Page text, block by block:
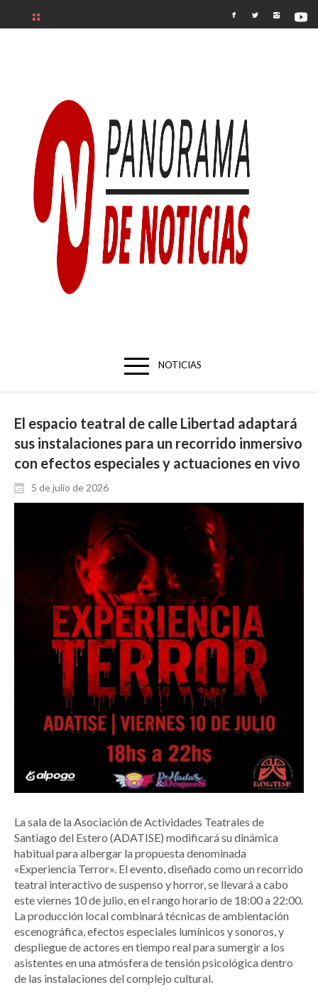
NOTICIAS
El espacio teatral de calle Libertad adaptará
sus instalaciones para un recorrido inmersivo
con efectos especiales y actuaciones en vivo
5 de julio de 2026
La sala de la Asociación de Actividades Teatrales de
Santiago del Estero (ADATISE) modificará su dinámica
habitual para albergar la propuesta denominada
«Experiencia Terror». El evento, diseñado como un recorrido
teatral interactivo de suspenso y horror, se llevará a cabo
este viernes 10 de julio, en el rango horario de 18:00 a 22:00.
La producción local combinará técnicas de ambientación
escenográfica, efectos especiales lumínicos y sonoros, y
despliegue de actores en tiempo real para sumergir a los
asistentes en una atmósfera de tensión psicológica dentro
de las instalaciones del complejo cultural.